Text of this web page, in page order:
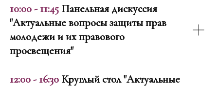
10:00 - 11:45 Панельная дискуссия
"Актуальные вопросы защиты прав
молодежи и их правового
просвещения"
12:00 - 16:30 Круглый стол "Актуальные